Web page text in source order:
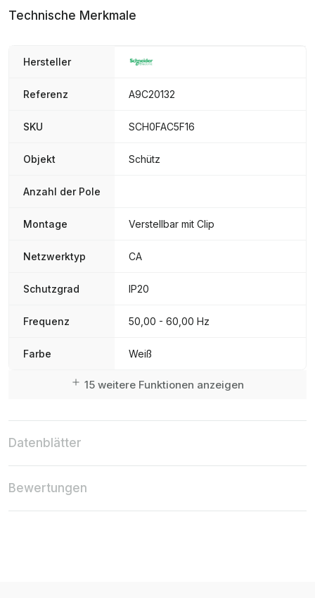
Technische Merkmale
Hersteller
Referenz A9C20132
SKU SCH0FAC5F16
Objekt Schütz
Anzahl der Pole
Montage Verstellbar mit Clip
Netzwerktyp CA
Schutzgrad IP20
Frequenz 50,00 - 60,00 Hz
Farbe Weiß
15 weitere Funktionen anzeigen
Datenblätter
Bewertungen